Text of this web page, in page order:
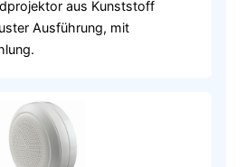
aus Kunststoff
Ausführung, mit